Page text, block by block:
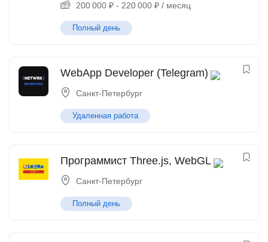
200 000 ₽ - 220 000 ₽ / месяц
Полный день
WebApp Developer (Telegram)
Санкт-Петербург
Удаленная работа
Программист Three.js, WebGL
Санкт-Петербург
Полный день